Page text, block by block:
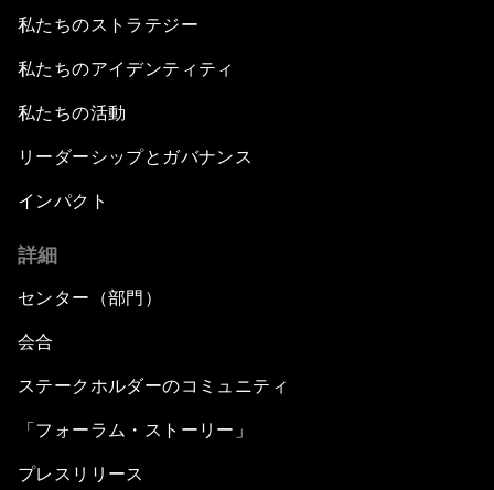
私たちのストラテジー
私たちのアイデンティティ
私たちの活動
リーダーシップとガバナンス
インパクト
詳細
センター（部門）
会合
ステークホルダーのコミュニティ
「フォーラム・ストーリー」
プレスリリース